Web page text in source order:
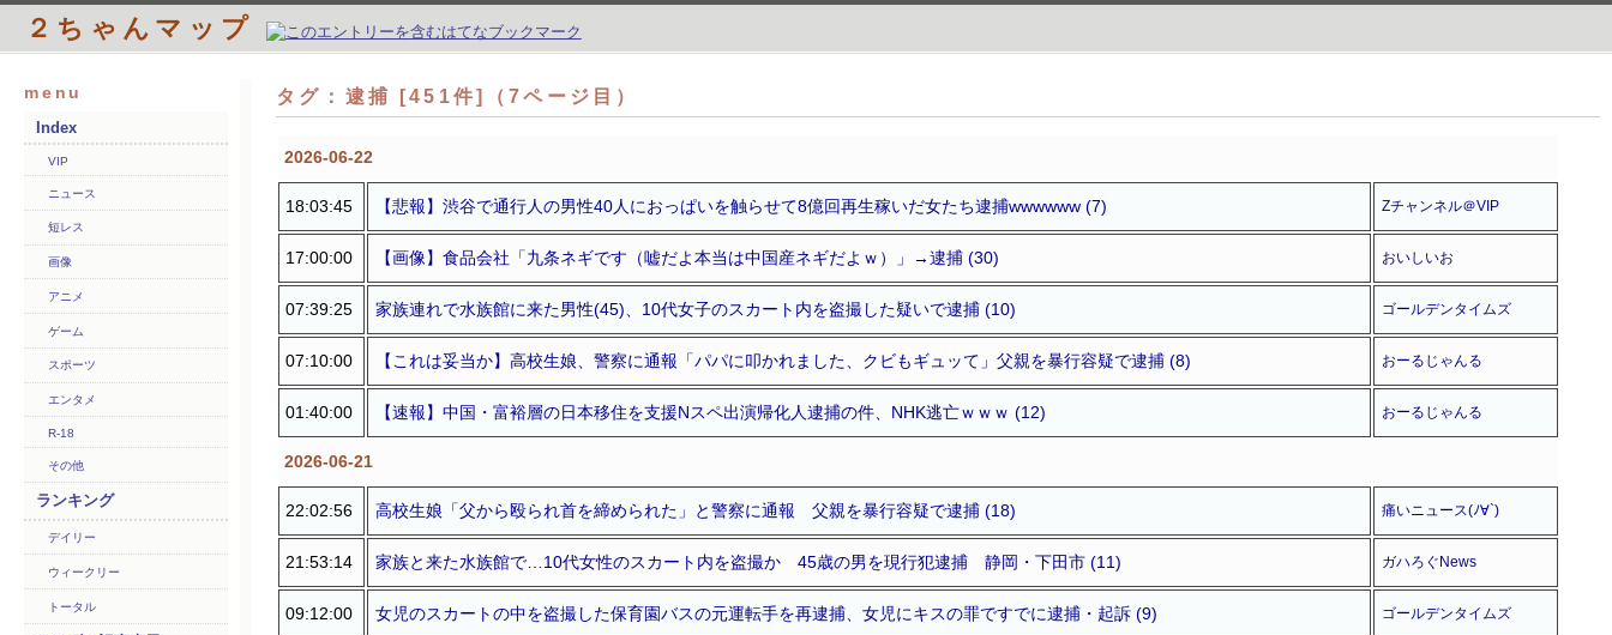
２ちゃんマップ
menu
Index
VIP
ニュース
短レス
画像
アニメ
ゲーム
スポーツ
エンタメ
R-18
その他
ランキング
デイリー
ウィークリー
トータル
タグ：逮捕 [451件]（7ページ目）
2026-06-22
18:03:45 【悲報】渋谷で通行人の男性40人におっぱいを触らせて8億回再生稼いだ女たち逮捕wwwwww (7) Zチャンネル＠VIP
17:00:00 【画像】食品会社「九条ネギです（嘘だよ本当は中国産ネギだよｗ）」→逮捕 (30) おいしいお
07:39:25 家族連れで水族館に来た男性(45)、10代女子のスカート内を盗撮した疑いで逮捕 (10) ゴールデンタイムズ
07:10:00 【これは妥当か】高校生娘、警察に通報「パパに叩かれました、クビもギュッて」父親を暴行容疑で逮捕 (8) おーるじゃんる
01:40:00 【速報】中国・富裕層の日本移住を支援Nスペ出演帰化人逮捕の件、NHK逃亡ｗｗｗ (12) おーるじゃんる
2026-06-21
22:02:56 高校生娘「父から殴られ首を締められた」と警察に通報 父親を暴行容疑で逮捕 (18) 痛いニュース(ﾉ∀`)
21:53:14 家族と来た水族館で…10代女性のスカート内を盗撮か 45歳の男を現行犯逮捕 静岡・下田市 (11) ガハろぐNews
09:12:00 女児のスカートの中を盗撮した保育園バスの元運転手を再逮捕、女児にキスの罪ですでに逮捕・起訴 (9) ゴールデンタイムズ